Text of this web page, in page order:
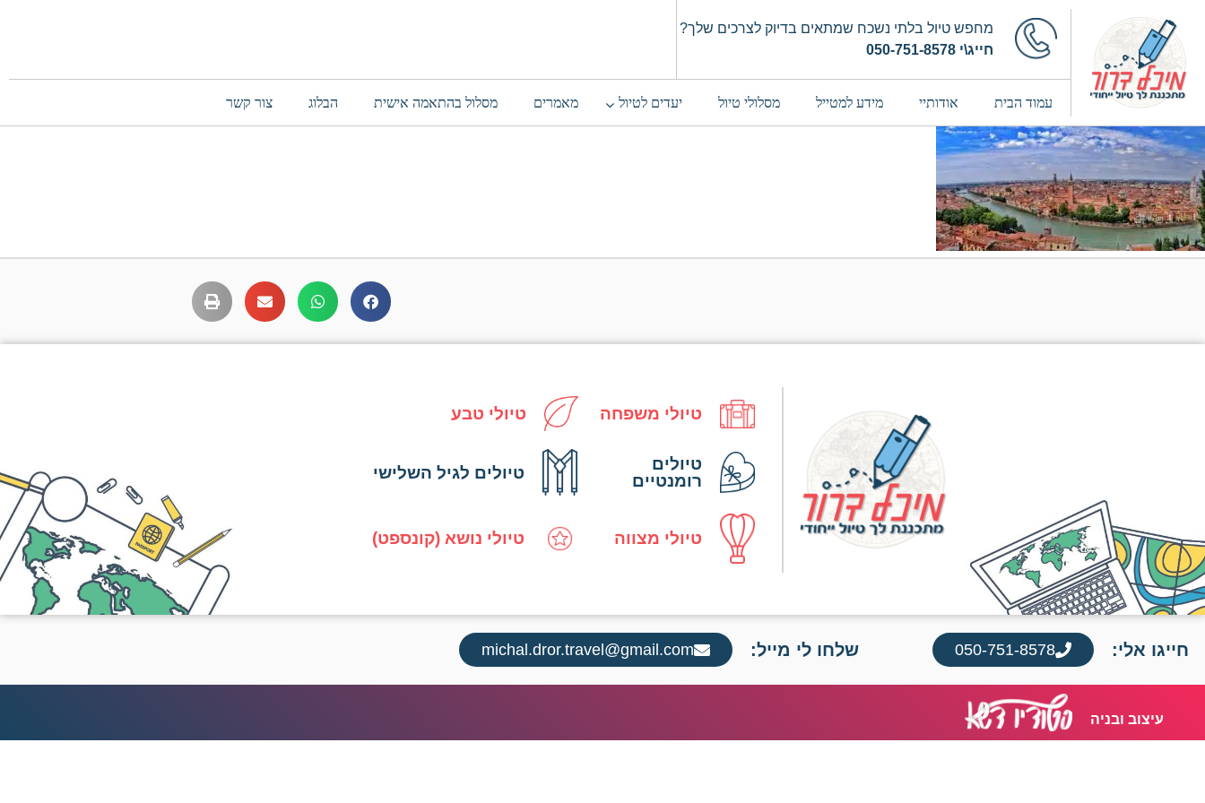
מחפש טיול בלתי נשכח שמתאים בדיוק לצרכים שלך?
חייג\י 050-751-8578
עמוד הבית אודותיי מידע למטייל מסלולי טיול יעדים לטיול מאמרים מסלול בהתאמה אישית הבלוג צור קשר
טיולי משפחה טיולי טבע
טיולים
רומנטיים
טיולים לגיל השלישי
טיולי מצווה טיולי נושא (קונספט)
חייגו אלי: 050-751-8578 שלחו לי מייל: michal.dror.travel@gmail.com
עיצוב ובניה